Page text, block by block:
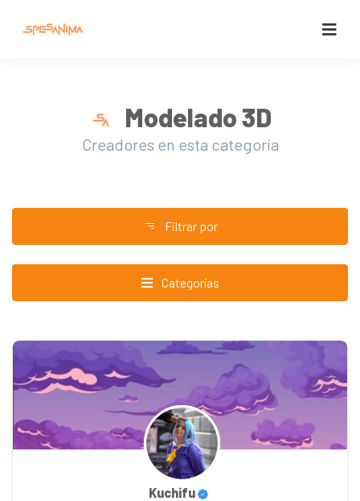
Modelado 3D
Creadores en esta categoría
Filtrar por
Categorías
Kuchifu